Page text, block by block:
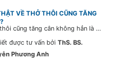
VỀ THỞ THÔI CŨNG TĂNG
Thở thôi cũng tăng cân không hẳn là câu than thở của chị em, mà còn là dấu hiệu chỉ ra những vấn đề sức khỏe tiềm tàng chúng ta cần lưu ý.
được tư vấn bởi ThS. BS.
Phương Anh